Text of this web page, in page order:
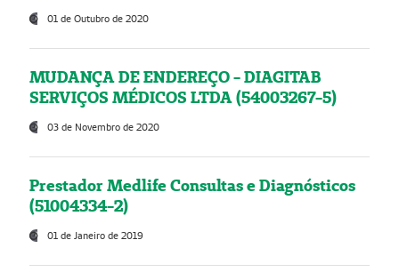
01 de Outubro de 2020
MUDANÇA DE ENDEREÇO - DIAGITAB
SERVIÇOS MÉDICOS LTDA (54003267-5)
03 de Novembro de 2020
Prestador Medlife Consultas e Diagnósticos
(51004334-2)
01 de Janeiro de 2019